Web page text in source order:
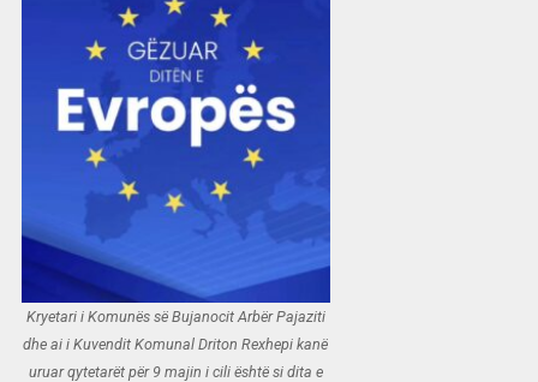
Kryetari i Komunës së Bujanocit Arbër Pajaziti
dhe ai i Kuvendit Komunal Driton Rexhepi kanë
uruar qytetarët për 9 majin i cili është si dita e